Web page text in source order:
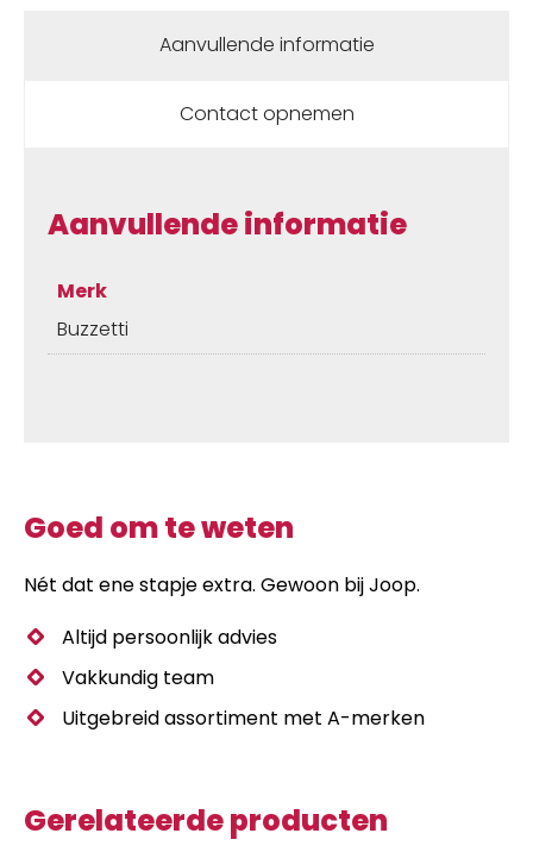
Aanvullende informatie
Contact opnemen
Aanvullende informatie
Merk
Buzzetti
Goed om te weten
Nét dat ene stapje extra. Gewoon bij Joop.
Altijd persoonlijk advies
Vakkundig team
Uitgebreid assortiment met A-merken
Gerelateerde producten